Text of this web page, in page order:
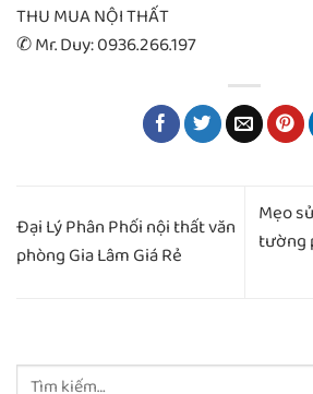
THU MUA NỘI THẤT
✆ Mr. Duy: 0936.266.197
Đại Lý Phân Phối nội thất văn
phòng Gia Lâm Giá Rẻ
Mẹo
tường